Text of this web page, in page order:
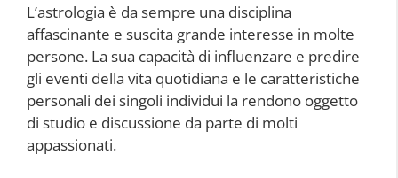
L’astrologia è da sempre una disciplina
affascinante e suscita grande interesse in molte
persone. La sua capacità di influenzare e predire
gli eventi della vita quotidiana e le caratteristiche
personali dei singoli individui la rendono oggetto
di studio e discussione da parte di molti
appassionati.